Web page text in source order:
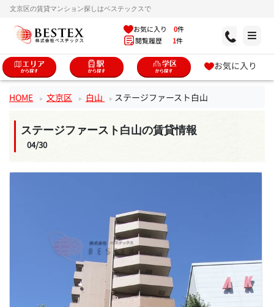
文京区の賃貸マンション探しはベステックスで
お気に入り 0件
閲覧履歴 1件
お気に入り
HOME 文京区 白山 ステージファースト白山
ステージファースト白山の賃貸情報
04/30